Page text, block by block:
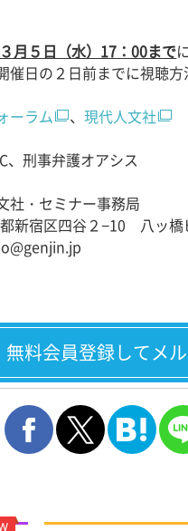
月５日（水）17：00まで
催日の２日前までに視聴方
ーラム 、現代人文社
刑事弁護オアシス
・セミナー事務局
新宿区四谷２−10 八ッ橋
無料会員登録してメ